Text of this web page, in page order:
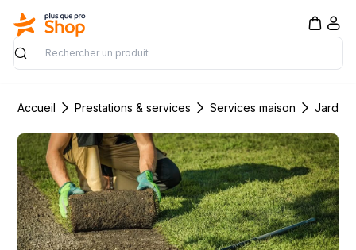
Rechercher
Accueil Prestations & services Services maison Jardin